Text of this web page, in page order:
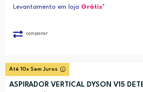
Levantamento em loja Grátis*
comparar
Até 10x Sem Juros
ASPIRADOR VERTICAL DYSON V15